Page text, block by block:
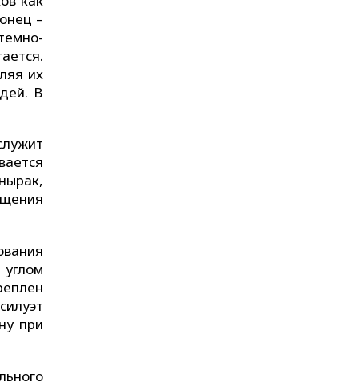
–
их
В
при